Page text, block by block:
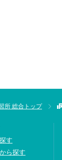
所 総合トップ
す
ら探す